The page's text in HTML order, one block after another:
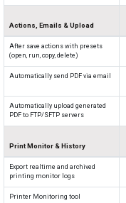
Actions, Emails & Upload
After save actions with presets
(open, run, copy, delete)
Automatically send PDF via email
Automatically upload generated
PDF to FTP/SFTP servers
Print Monitor & History
Export realtime and archived
printing monitor logs
Printer Monitoring tool